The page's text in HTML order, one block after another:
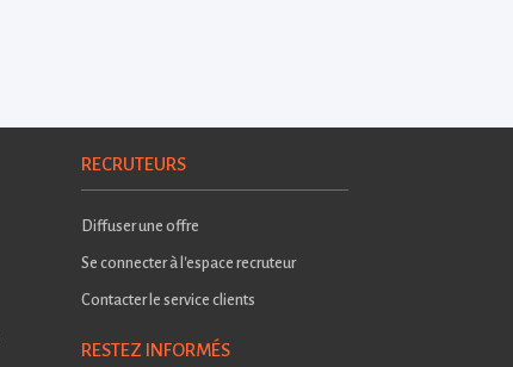
RECRUTEURS
Diffuser une offre
Se connecter à l'espace recruteur
Contacter le service clients
RESTEZ INFORMÉS